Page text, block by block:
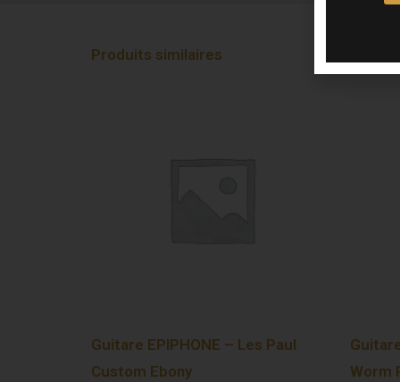
Produits similaires
Guitare EPIPHONE – Les Paul
Custom Ebony
Worm